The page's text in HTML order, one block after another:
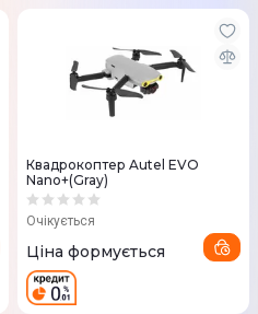
Квадрокоптер Autel EVO
Nano+(Gray)
Очікується
Ціна формується